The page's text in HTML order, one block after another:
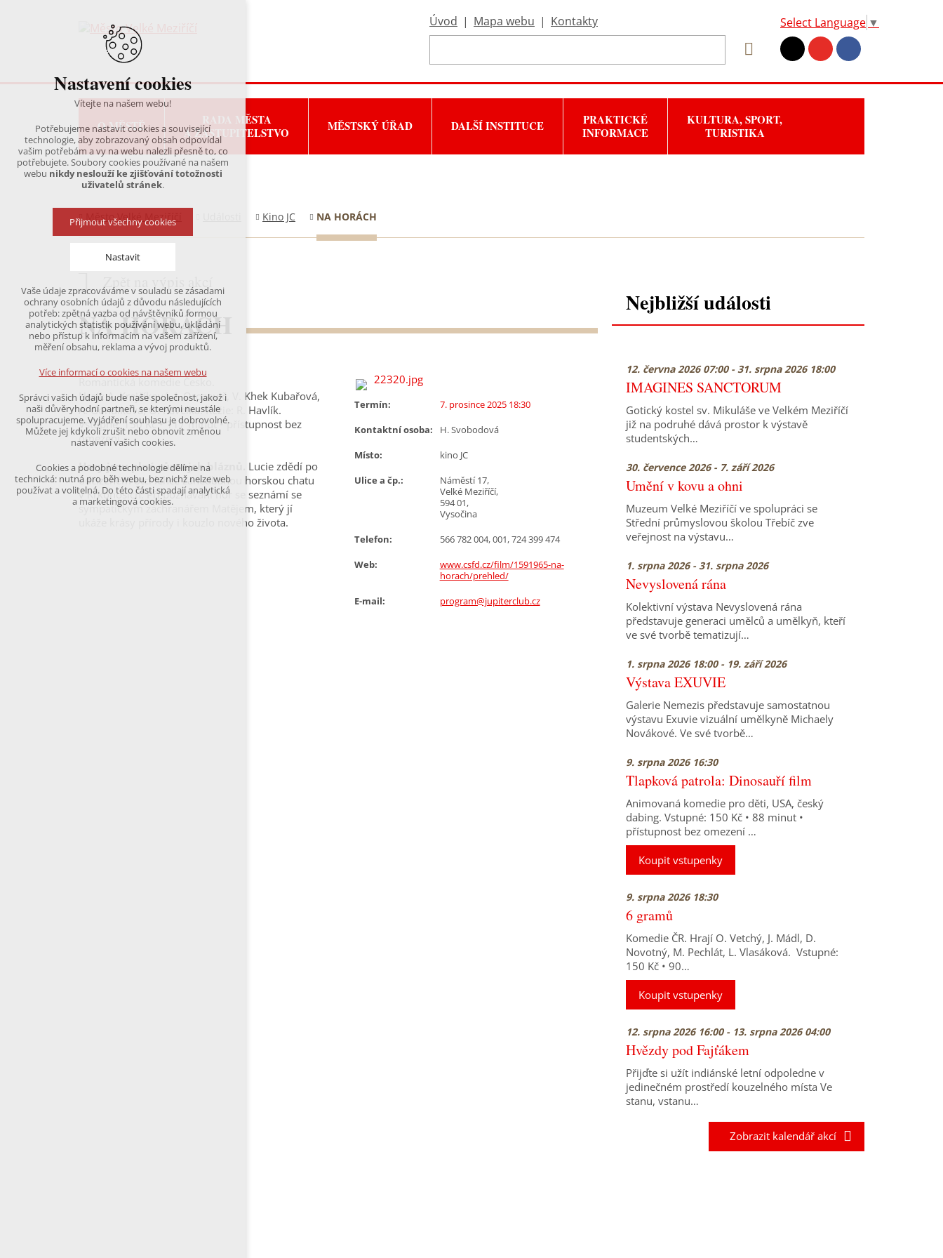
Úvod | Mapa webu | Kontakty Select Language ▼
O MĚSTĚ
RADA MĚSTA
A ZASTUPITELSTVO
MĚSTSKÝ ÚŘAD DALŠÍ INSTITUCE
PRAKTICKÉ
INFORMACE
KULTURA, SPORT,
TURISTIKA
Město Velké Meziříčí Kino JC NA HORÁCH
NA HORÁCH
Hrají: A. Krejčíková, I. Orozovič, V. Khek Kubařová,
A. Gondíková, O. Pavelka. Režie: R. Havlík.
Vstupné: 150 Kč • 117 minut • přístupnost bez
omezení
Hory jsou plné různejch bláznů. Lucie zdědí po
odcizeném otci lehce zanedbanou horskou chatu
v Krkonoších. Při poznávání hor se seznámí se
sympatickým záchranářem Matějem, který jí
ukáže krásy přírody i kouzlo nového života.
Termín:
7. prosince 2025 18:30
Kontaktní osoba:
H. Svobodová
Místo:
kino JC
Ulice a čp.:
Náměstí 17,
Velké Meziříčí,
594 01,
Vysočina
Telefon:
566 782 004, 001, 724 399 474
Web:
www.csfd.cz/film/1591965-na-
horach/prehled/
E-mail:
program@jupiterclub.cz
Nejbližší události
12. června 2026 07:00 - 31. srpna 2026 18:00
IMAGINES SANCTORUM
Gotický kostel sv. Mikuláše ve Velkém Meziříčí
již na podruhé dává prostor k výstavě
studentských…
30. července 2026 - 7. září 2026
Umění v kovu a ohni
Muzeum Velké Meziříčí ve spolupráci se
Střední průmyslovou školou Třebíč zve
veřejnost na výstavu…
1. srpna 2026 - 31. srpna 2026
Nevyslovená rána
Kolektivní výstava Nevyslovená rána
představuje generaci umělců a umělkyň, kteří
ve své tvorbě tematizují…
1. srpna 2026 18:00 - 19. září 2026
Výstava EXUVIE
Galerie Nemezis představuje samostatnou
výstavu Exuvie vizuální umělkyně Michaely
Novákové. Ve své tvorbě…
9. srpna 2026 16:30
Tlapková patrola: Dinosauří film
Animovaná komedie pro děti, USA, český
dabing. Vstupné: 150 Kč • 88 minut •
přístupnost bez omezení …
Koupit vstupenky
9. srpna 2026 18:30
6 gramů
Komedie ČR. Hrají O. Vetchý, J. Mádl, D.
Novotný, M. Pechlát, L. Vlasáková. Vstupné:
150 Kč • 90…
Koupit vstupenky
12. srpna 2026 16:00 - 13. srpna 2026 04:00
Hvězdy pod Fajťákem
Přijďte si užít indiánské letní odpoledne v
jedinečném prostředí kouzelného místa Ve
stanu, vstanu…
Zobrazit kalendář akcí
Nastavení cookies
Vítejte na našem webu!
Potřebujeme nastavit cookies a související
technologie, aby zobrazovaný obsah odpovídal
vašim potřebám a vy na webu nalezli přesně to, co
potřebujete. Soubory cookies používané na našem
webu nikdy neslouží ke zjišťování totožnosti
uživatelů stránek.
Přijmout všechny cookies
Nastavit
Technická cookies
nutná pro provozování webu
udržení kontextu stránek (session): případná
přihlášení, volby jazyka, apod.
analytická pro anonymizované vyhodnocení
návštěvnosti
marketingová cookies
(Google,Hotjar,Leadfeeder))
Více informací o cookies na našem webu
Přijmout všechny cookies
Odmítnout vše
Vaše údaje zpracováváme v souladu se zásadami
ochrany osobních údajů z důvodu následujících
potřeb: zpětná vazba od návštěvníků formou
analytických statistik používání webu, ukládání
nebo přístup k informacím na vašem zařízení,
měření obsahu, reklama a vývoj produktů.
Více informací o cookies na našem webu
Správci vašich údajů bude naše společnost, jakož i
naši důvěryhodní partneři, se kterými neustále
spolupracujeme. Vyjádření souhlasu je dobrovolné.
Můžete jej kdykoli zrušit nebo obnovit změnou
nastavení vašich cookies.
Cookies a podobné technologie dělíme na
technická: nutná pro běh webu, bez nichž nelze web
používat a volitelná. Do této části spadají analytická
a marketingová cookies.